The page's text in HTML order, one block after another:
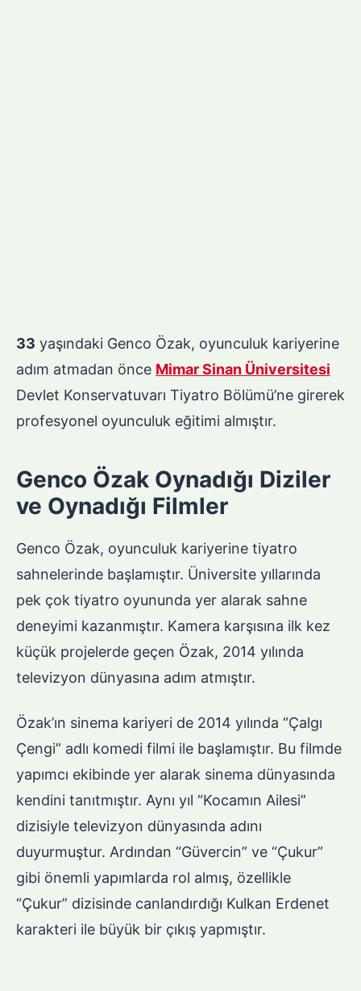
33 yaşındaki Genco Özak, oyunculuk kariyerine
adım atmadan önce Mimar Sinan Üniversitesi
Devlet Konservatuvarı Tiyatro Bölümü’ne girerek
profesyonel oyunculuk eğitimi almıştır.
Genco Özak Oynadığı Diziler
ve Oynadığı Filmler
Genco Özak, oyunculuk kariyerine tiyatro
sahnelerinde başlamıştır. Üniversite yıllarında
pek çok tiyatro oyununda yer alarak sahne
deneyimi kazanmıştır. Kamera karşısına ilk kez
küçük projelerde geçen Özak, 2014 yılında
televizyon dünyasına adım atmıştır.
Özak’ın sinema kariyeri de 2014 yılında “Çalgı
Çengi” adlı komedi filmi ile başlamıştır. Bu filmde
yapımcı ekibinde yer alarak sinema dünyasında
kendini tanıtmıştır. Aynı yıl “Kocamın Ailesi”
dizisiyle televizyon dünyasında adını
duyurmuştur. Ardından “Güvercin” ve “Çukur”
gibi önemli yapımlarda rol almış, özellikle
“Çukur” dizisinde canlandırdığı Kulkan Erdenet
karakteri ile büyük bir çıkış yapmıştır.